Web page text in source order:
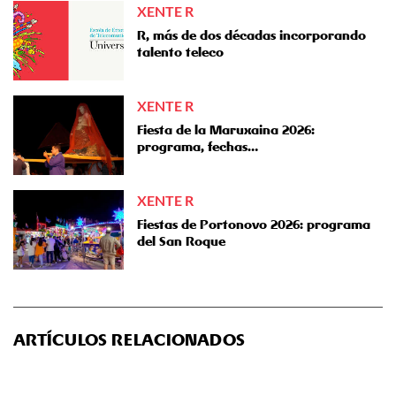
XENTE R
R, más de dos décadas incorporando
talento teleco
XENTE R
Fiesta de la Maruxaina 2026:
programa, fechas…
XENTE R
Fiestas de Portonovo 2026: programa
del San Roque
ARTÍCULOS RELACIONADOS